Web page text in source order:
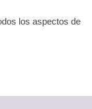
los aspectos de